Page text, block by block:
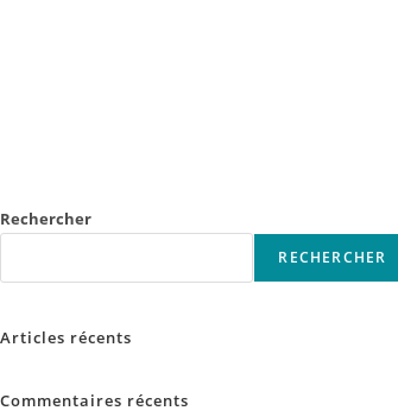
Rechercher
RECHERCHER
Articles récents
Commentaires récents